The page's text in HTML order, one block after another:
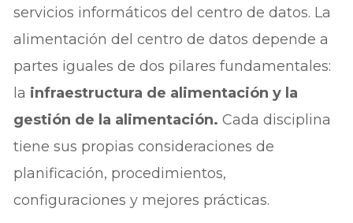
servicios informáticos del centro de datos. La
alimentación del centro de datos depende a
partes iguales de dos pilares fundamentales:
la infraestructura de alimentación y la
gestión de la alimentación. Cada disciplina
tiene sus propias consideraciones de
planificación, procedimientos,
configuraciones y mejores prácticas.